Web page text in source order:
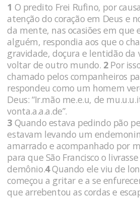
1 O predito Frei Rufino, por
atenção do coração em Deus e
da mente, nas ocasiões em que
alguém, respondia aos que o
gravidade, doçura e lentidão da
voltar de outro mundo. 2Por
chamado pelos companheiros
respondeu como um homem
Deus: “Ir.mão me.e.u, de
vonta.a.a.a.de”.
3 Quando estava pedindo pão
estavam levando um
amarrado e acompanhado por
para que São Francisco o
demônio.4Quando ele viu de
começou a gritar e a se
que arrebentou as cordas e